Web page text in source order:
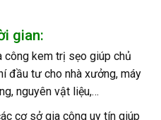
gian:
kem trị sẹo giúp chủ
đầu tư cho nhà xưởng, máy
nguyên vật liệu,…
cơ sở gia công uy tín giúp